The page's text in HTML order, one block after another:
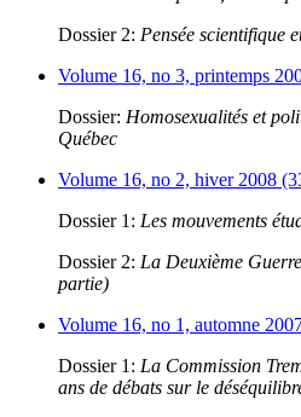
Dossier 2: Pensée scientifique
Volume 16, no 3, printemps
Dossier: Homosexualités et
Québec
Volume 16, no 2, hiver 2008
Dossier 1: Les mouvements
Dossier 2: La Deuxième
partie)
Volume 16, no 1, automne
Dossier 1: La Commission
ans de débats sur le